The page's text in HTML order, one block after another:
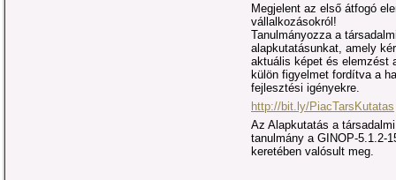
Megjelent az első átfogó
vállalkozásokról!
Tanulmányozza a
alapkutatásunkat, amely
aktuális képet és elemzést
külön figyelmet fordítva a
fejlesztési igényekre.
http://bit.ly/PiacTarsKutatas
Az Alapkutatás a
tanulmány a GINOP-5.1.2-
keretében valósult meg.